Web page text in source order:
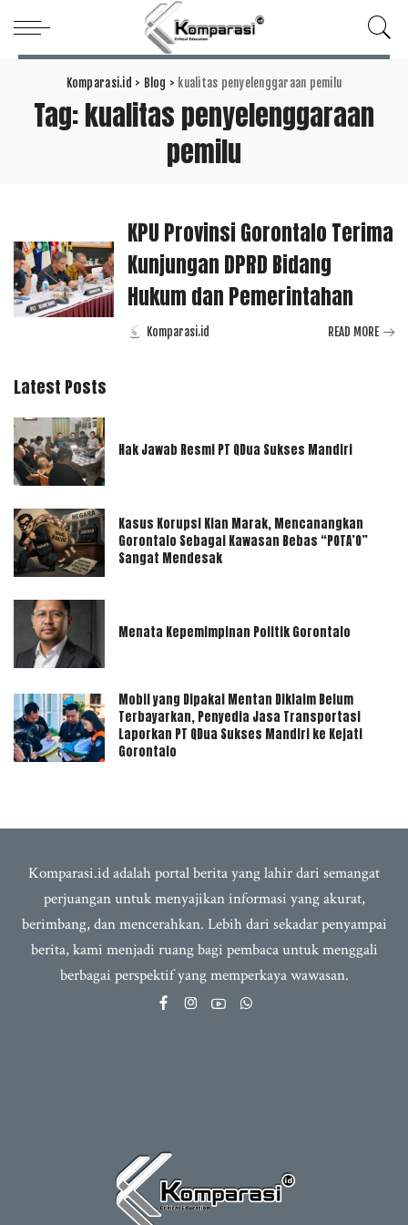
Komparasi.id > Blog > kualitas penyelenggaraan pemilu
Tag:kualitas penyelenggaraan
pemilu
KPU Provinsi Gorontalo Terima
Kunjungan DPRD Bidang
Hukum dan Pemerintahan
PostedKomparasi.id READ MORE
Latest Posts
Hak Jawab Resmi PT QDua Sukses Mandiri
Kasus Korupsi Kian Marak, Mencanangkan
Gorontalo Sebagai Kawasan Bebas “POTA’O”
Sangat Mendesak
Menata Kepemimpinan Politik Gorontalo
Mobil yang Dipakai Mentan Diklaim Belum
Terbayarkan, Penyedia Jasa Transportasi
Laporkan PT QDua Sukses Mandiri ke Kejati
Gorontalo
Komparasi.id adalah portal berita yang lahir dari semangat
perjuangan untuk menyajikan informasi yang akurat,
berimbang, dan mencerahkan. Lebih dari sekadar penyampai
berita, kami menjadi ruang bagi pembaca untuk menggali
berbagai perspektif yang memperkaya wawasan.